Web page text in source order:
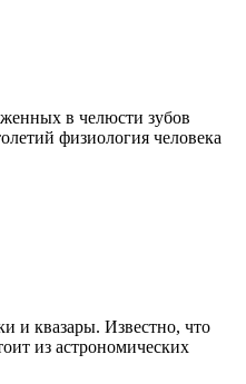
в челюсти зубов
физиология человека
и квазары. Известно, что
из астрономических